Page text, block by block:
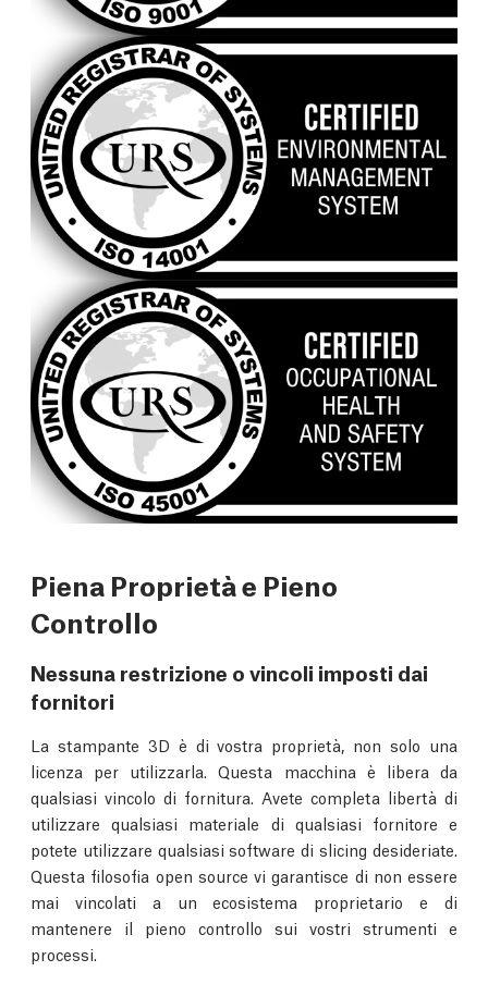
Piena Proprietà e Pieno
Controllo
Nessuna restrizione o vincoli imposti dai
fornitori
La stampante 3D è di vostra proprietà, non solo una
licenza per utilizzarla. Questa macchina è libera da
qualsiasi vincolo di fornitura. Avete completa libertà di
utilizzare qualsiasi materiale di qualsiasi fornitore e
potete utilizzare qualsiasi software di slicing desideriate.
Questa filosofia open source vi garantisce di non essere
mai vincolati a un ecosistema proprietario e di
mantenere il pieno controllo sui vostri strumenti e
processi.